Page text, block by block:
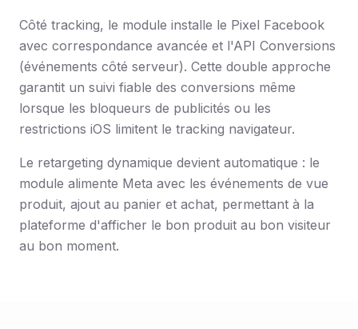
Côté tracking, le module installe le Pixel Facebook
avec correspondance avancée et l'API Conversions
(événements côté serveur). Cette double approche
garantit un suivi fiable des conversions même
lorsque les bloqueurs de publicités ou les
restrictions iOS limitent le tracking navigateur.
Le retargeting dynamique devient automatique : le
module alimente Meta avec les événements de vue
produit, ajout au panier et achat, permettant à la
plateforme d'afficher le bon produit au bon visiteur
au bon moment.